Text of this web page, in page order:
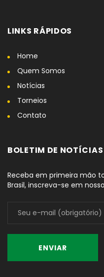
LINKS RÁPIDOS
Home
Quem Somos
Notícias
Torneios
Contato
BOLETIM DE NOTÍCIAS
Receba em primeira mão
Brasil, inscreva-se em